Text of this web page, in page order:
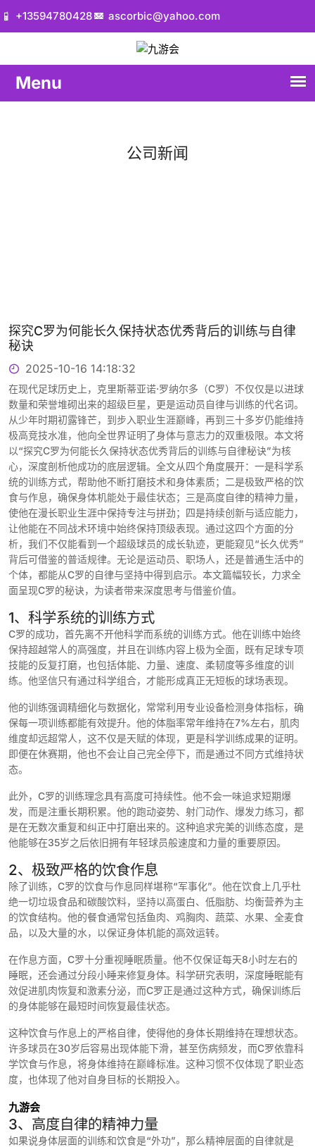
+13594780428 ascorbic@yahoo.com
公司新闻
探究C罗为何能长久保持状态优秀背后的训练与自律
秘诀
2025-10-16 14:18:32
在现代足球历史上，克里斯蒂亚诺·罗纳尔多（C罗）不仅仅是以进球
数量和荣誉堆砌出来的超级巨星，更是运动员自律与训练的代名词。
从少年时期初露锋芒，到步入职业生涯巅峰，再到三十多岁仍能维持
极高竞技水准，他向全世界证明了身体与意志力的双重极限。本文将
以“探究C罗为何能长久保持状态优秀背后的训练与自律秘诀”为核
心，深度剖析他成功的底层逻辑。全文从四个角度展开：一是科学系
统的训练方式，帮助他不断打磨技术和身体素质；二是极致严格的饮
食与作息，确保身体机能处于最佳状态；三是高度自律的精神力量，
使他在漫长职业生涯中保持专注与拼劲；四是持续创新与适应能力，
让他能在不同战术环境中始终保持顶级表现。通过这四个方面的分
析，我们不仅能看到一个超级球员的成长轨迹，更能窥见“长久优秀”
背后可借鉴的普适规律。无论是运动员、职场人，还是普通生活中的
个体，都能从C罗的自律与坚持中得到启示。本文篇幅较长，力求全
面呈现C罗的秘诀，为读者带来深度思考与借鉴价值。
1、科学系统的训练方式
C罗的成功，首先离不开他科学而系统的训练方式。他在训练中始终
保持超越常人的高强度，并且在训练内容上极为全面，既有足球专项
技能的反复打磨，也包括体能、力量、速度、柔韧度等多维度的训
练。他坚信只有通过科学组合，才能形成真正无短板的球场表现。
他的训练强调精细化与数据化，常常利用专业设备检测身体指标，确
保每一项训练都能有效提升。他的体脂率常年维持在7%左右，肌肉
维度却远超常人，这不仅是天赋的体现，更是科学训练成果的证明。
即便在休赛期，他也不会让自己完全停下，而是通过不同方式维持状
态。
此外，C罗的训练理念具有高度可持续性。他不会一味追求短期爆
发，而是注重长期积累。他的跑动姿势、射门动作、爆发力练习，都
是在无数次重复和纠正中打磨出来的。这种追求完美的训练态度，是
他能够在35岁之后依旧拥有年轻球员般速度和力量的重要原因。
2、极致严格的饮食作息
除了训练，C罗的饮食与作息同样堪称“军事化”。他在饮食上几乎杜
绝一切垃圾食品和碳酸饮料，坚持以高蛋白、低脂肪、均衡营养为主
的饮食结构。他的餐食通常包括鱼肉、鸡胸肉、蔬菜、水果、全麦食
品，以及大量的水，以保证身体机能的高效运转。
在作息方面，C罗十分重视睡眠质量。他不仅保证每天8小时左右的
睡眠，还会通过分段小睡来修复身体。科学研究表明，深度睡眠能有
效促进肌肉恢复和激素分泌，而C罗正是通过这种方式，确保训练后
的身体能够在最短时间恢复最佳状态。
这种饮食与作息上的严格自律，使得他的身体长期维持在理想状态。
许多球员在30岁后容易出现体能下滑，甚至伤病频发，而C罗依靠科
学饮食与作息，将身体维持在巅峰标准。这种习惯不仅体现了职业态
度，也体现了他对自身目标的长期投入。
九游会
3、高度自律的精神力量
如果说身体层面的训练和饮食是“外功”，那么精神层面的自律就是